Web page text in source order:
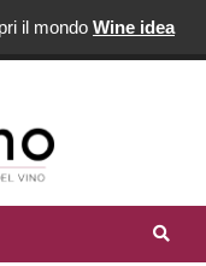
il mondo Wine idea